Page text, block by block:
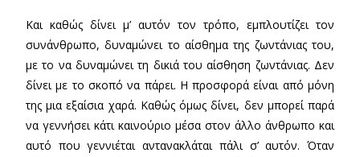
Και καθώς δίνει μ’ αυτόν τον τρόπο, εμπλουτίζει τον
συνάνθρωπο, δυναμώνει το αίσθημα της ζωντάνιας του,
με το να δυναμώνει τη δικιά του αίσθηση ζωντάνιας. Δεν
δίνει με το σκοπό να πάρει. Η προσφορά είναι από μόνη
της μια εξαίσια χαρά. Καθώς όμως δίνει, δεν μπορεί παρά
να γεννήσει κάτι καινούριο μέσα στον άλλο άνθρωπο και
αυτό που γεννιέται αντανακλάται πάλι σ’ αυτόν. Όταν